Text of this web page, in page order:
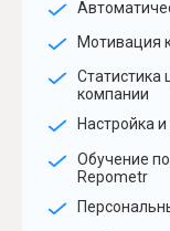
Мотивация
Статистика
компании
Настройка
Обучение
Repometr